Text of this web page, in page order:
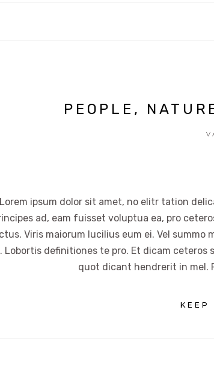
PEOPLE,
Lorem ipsum dolor sit amet, no elitr tation
ad, eam fuisset voluptua ea, pro
Viris maiorum lucilius eum ei. Vel
Lobortis definitiones te pro. Et dicam ceteros
quot dicant hendrerit in mel.
KEEP